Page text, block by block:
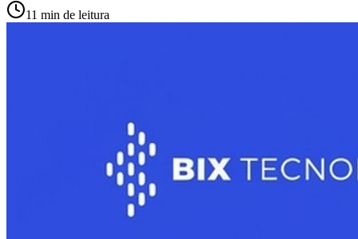
11 min de leitura